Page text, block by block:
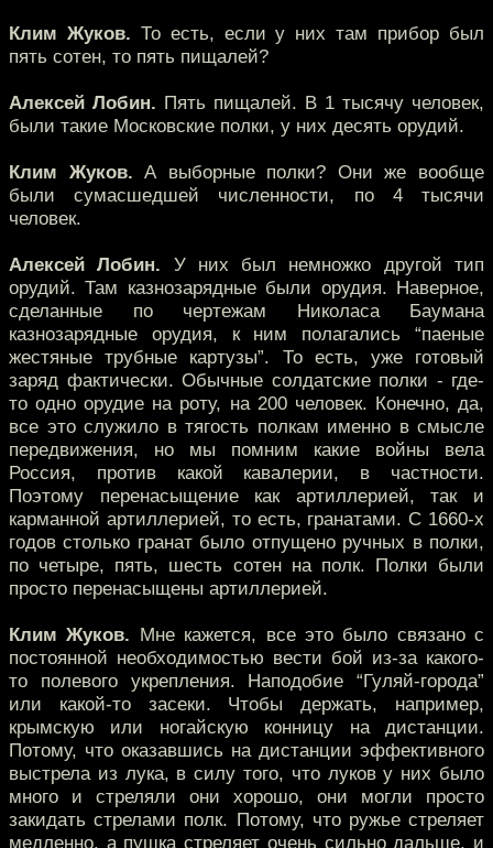
Клим Жуков. То есть, если у них там прибор был
пять сотен, то пять пищалей?
Алексей Лобин. Пять пищалей. В 1 тысячу человек,
были такие Московские полки, у них десять орудий.
Клим Жуков. А выборные полки? Они же вообще
были сумасшедшей численности, по 4 тысячи
человек.
Алексей Лобин. У них был немножко другой тип
орудий. Там казнозарядные были орудия. Наверное,
сделанные по чертежам Николаса Баумана
казнозарядные орудия, к ним полагались “паеные
жестяные трубные картузы”. То есть, уже готовый
заряд фактически. Обычные солдатские полки - где-
то одно орудие на роту, на 200 человек. Конечно, да,
все это служило в тягость полкам именно в смысле
передвижения, но мы помним какие войны вела
Россия, против какой кавалерии, в частности.
Поэтому перенасыщение как артиллерией, так и
карманной артиллерией, то есть, гранатами. С 1660-х
годов столько гранат было отпущено ручных в полки,
по четыре, пять, шесть сотен на полк. Полки были
просто перенасыщены артиллерией.
Клим Жуков. Мне кажется, все это было связано с
постоянной необходимостью вести бой из-за какого-
то полевого укрепления. Наподобие “Гуляй-города”
или какой-то засеки. Чтобы держать, например,
крымскую или ногайскую конницу на дистанции.
Потому, что оказавшись на дистанции эффективного
выстрела из лука, в силу того, что луков у них было
много и стреляли они хорошо, они могли просто
закидать стрелами полк. Потому, что ружье стреляет
медленно, а пушка стреляет очень сильно дальше, и